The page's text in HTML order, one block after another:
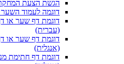
הגשת הצעת
דוגמה לעמוד
דוגמת דף שער או
(עברית)
דוגמת דף שער או
(אנגלית)
דוגמת דף חתימת